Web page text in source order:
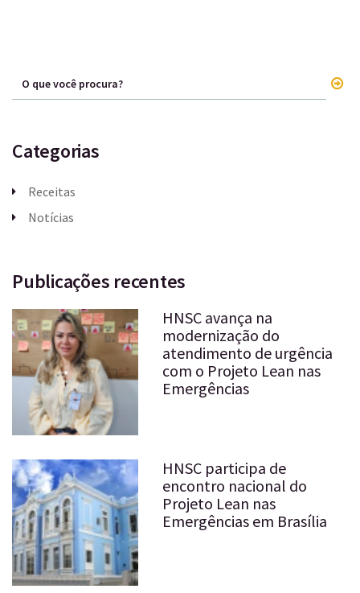
Categorias
Receitas
Notícias
Publicações recentes
HNSC avança na
modernização do
atendimento de urgência
com o Projeto Lean nas
Emergências
HNSC participa de
encontro nacional do
Projeto Lean nas
Emergências em Brasília